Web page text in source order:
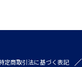
定商取引法に基づく表記